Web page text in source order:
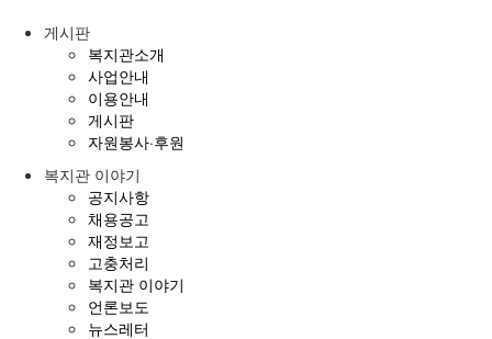
게시판
복지관소개
사업안내
이용안내
게시판
자원봉사·후원
복지관 이야기
공지사항
채용공고
재정보고
고충처리
복지관 이야기
언론보도
뉴스레터